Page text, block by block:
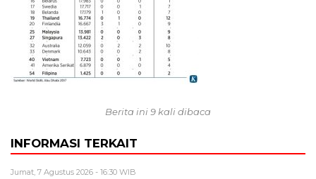
Berita ini 9 kali dibaca
INFORMASI TERKAIT
Jumat, 7 Agustus 2026 - 16:30 WIB